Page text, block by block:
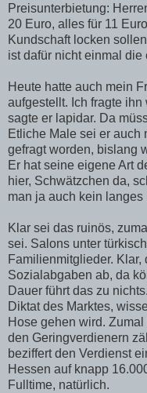
Preisunterbietung:
20 Euro, alles für 11
Kundschaft locken
ist dafür nicht einmal
Heute hatte auch mein
aufgestellt. Ich fragte
sagte er lapidar. Da
Etliche Male sei er auch
gefragt worden, bislang
Er hat seine eigene Art
hier, Schwätzchen da,
man ja auch kein
Klar sei das ruinös,
sei. Salons unter
Familienmitglieder.
Sozialabgaben ab, da
Dauer führt das zu
Diktat des Marktes,
Hose gehen wird.
den Geringverdienern
beziffert den Verdienst
Hessen auf knapp
Fulltime, natürlich.